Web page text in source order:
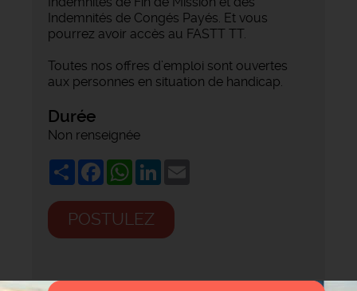
Indemnités de Congés Payés. Et vous
pourrez avoir accès au FASTT TT.
Toutes nos offres d’emploi sont ouvertes
aux personnes en situation de handicap.
Durée
Non renseignée
ShareFacebookWhatsApp
LinkedIn
POSTULEZ